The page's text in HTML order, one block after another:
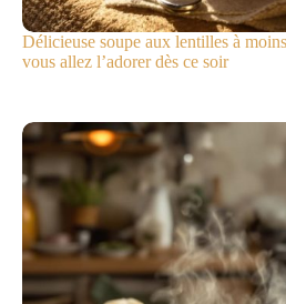
Délicieuse soupe aux lentilles à
vous allez l’adorer dès ce soir